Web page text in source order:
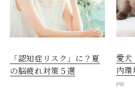
「認知症リスク」に？夏
の脳疲れ対策５選
愛犬
内環
PR